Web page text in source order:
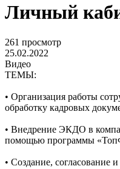
Личный
261 просмотр
25.02.2022
Видео
ТЕМЫ:
• Организация работы
обработку кадровых
• Внедрение ЭКДО в
помощью программы
• Создание,